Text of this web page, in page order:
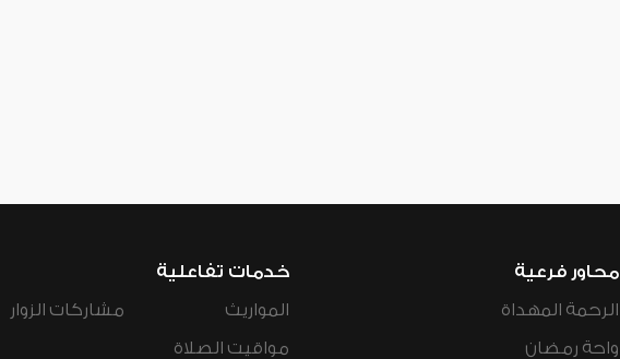
محاور فرعية
الرحمة المهداة
واحة رمضان
خدمات تفاعلية
المواريث
مواقيت الصلاة
مشاركات الزوار